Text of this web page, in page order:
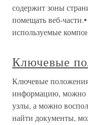
содержит зоны
помещать веб-
используемые
Ключевые
Ключевые
информацию, можно
узлы, а можно
найти документы,